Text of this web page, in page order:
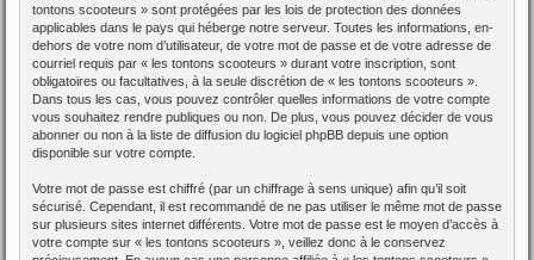
tontons scooteurs » sont protégées par les lois de protection des données
applicables dans le pays qui héberge notre serveur. Toutes les informations, en-
dehors de votre nom d’utilisateur, de votre mot de passe et de votre adresse de
courriel requis par « les tontons scooteurs » durant votre inscription, sont
obligatoires ou facultatives, à la seule discrétion de « les tontons scooteurs ».
Dans tous les cas, vous pouvez contrôler quelles informations de votre compte
vous souhaitez rendre publiques ou non. De plus, vous pouvez décider de vous
abonner ou non à la liste de diffusion du logiciel phpBB depuis une option
disponible sur votre compte.
Votre mot de passe est chiffré (par un chiffrage à sens unique) afin qu’il soit
sécurisé. Cependant, il est recommandé de ne pas utiliser le même mot de passe
sur plusieurs sites internet différents. Votre mot de passe est le moyen d’accès à
votre compte sur « les tontons scooteurs », veillez donc à le conservez